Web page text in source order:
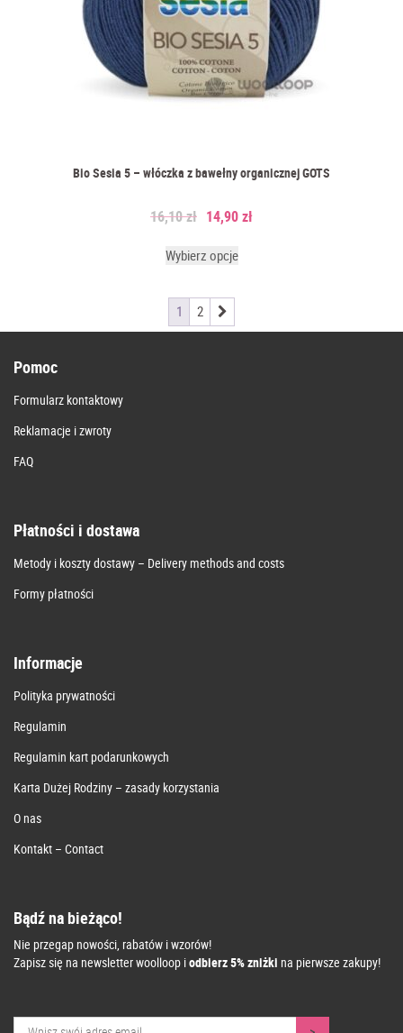
Bio Sesia 5 – włóczka z bawełny organicznej GOTS
16,10zł 14,90zł
Wybierz opcje
1 2
Pomoc
Formularz kontaktowy
Reklamacje i zwroty
FAQ
Płatności i dostawa
Metody i koszty dostawy – Delivery methods and costs
Formy płatności
Informacje
Polityka prywatności
Regulamin
Regulamin kart podarunkowych
Karta Dużej Rodziny – zasady korzystania
O nas
Kontakt – Contact
Bądź na bieżąco!
Nie przegap nowości, rabatów i wzorów!
Zapisz się na newsletter woolloop iodbierz 5% zniżki na pierwsze zakupy!